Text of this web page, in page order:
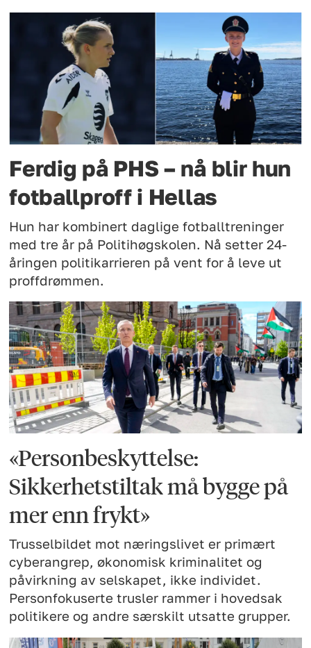
Ferdig på PHS – nå blir hun
fotballproff i Hellas
Hun har kombinert daglige fotballtreninger
med tre år på Politihøgskolen. Nå setter 24-
åringen politikarrieren på vent for å leve ut
proffdrømmen.
«Personbeskyttelse:
Sikkerhetstiltak må bygge på
mer enn frykt»
Trusselbildet mot næringslivet er primært
cyberangrep, økonomisk kriminalitet og
påvirkning av selskapet, ikke individet.
Personfokuserte trusler rammer i hovedsak
politikere og andre særskilt utsatte grupper.